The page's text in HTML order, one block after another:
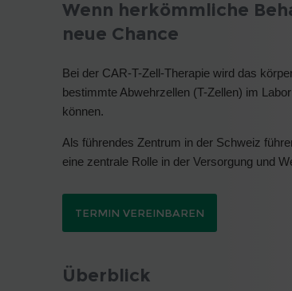
Wenn herkömmliche
neue Chance
Bei der CAR-T-Zell-Therapie wird das
bestimmte Abwehrzellen (T-Zellen) im
können.
Als führendes Zentrum in der Schweiz
eine zentrale Rolle in der Versorgung und
TERMIN VEREINBAREN
Überblick